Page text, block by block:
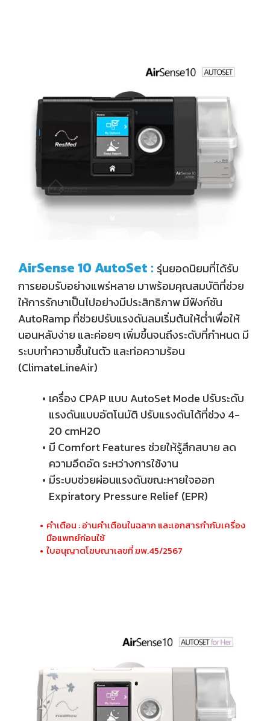
AirSense 10 AutoSet : รุ่นยอดนิยมที่ได้รับ
การยอมรับอย่างแพร่หลาย มาพร้อมคุณสมบัติที่ช่วย
ให้การรักษาเป็นไปอย่างมีประสิทธิภาพ มีฟังก์ชัน
AutoRamp ที่ช่วยปรับแรงดันลมเริ่มต้นให้ต่ำเพื่อให้
นอนหลับง่าย และค่อยๆ เพิ่มขึ้นจนถึงระดับที่กำหนด มี
ระบบทำความชื้นในตัว และท่อความร้อน
(ClimateLineAir)
เครื่อง CPAP แบบ AutoSet Mode ปรับระดับ
แรงดันแบบอัตโนมัติ ปรับแรงดันได้ที่ช่วง 4-
20 cmH2O
มี Comfort Features ช่วยให้รู้สึกสบาย ลด
ความอึดอัด ระหว่างการใช้งาน
มีระบบช่วยผ่อนแรงดันขณะหายใจออก
Expiratory Pressure Relief (EPR)
คำเตือน : อ่านคำเตือนในฉลาก และเอกสารกำกับเครื่อง
มือแพทย์ก่อนใช้
ใบอนุญาตโฆษณาเลขที่ ฆพ.45/2567